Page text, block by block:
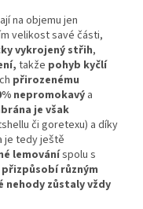
na objemu jen
velikost savé části,
vykrojený střih,
takže pohyb kyčlí
přirozenému
nepromokavýa
je však
či goretexu) a díky
je tedy ještě
lemováníspolu s
různým
nehody zůstaly vždy